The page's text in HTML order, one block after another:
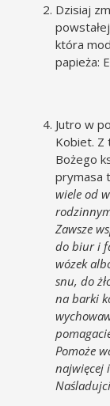
Dzisiaj
która
papieża:
Jutro w
Kobiet. Z
Bożego
prymasa
wiele od
Zawsze
do biur i
wózek
snu, do
na barki
Pomoże
najwięcej